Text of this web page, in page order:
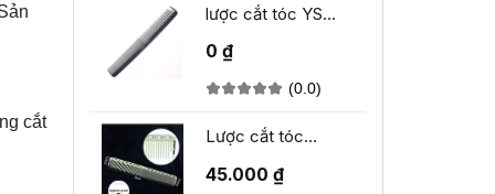
lược cắt tóc YS
0 ₫
(0.0)
Lược cắt tóc
45.000 ₫
cắt